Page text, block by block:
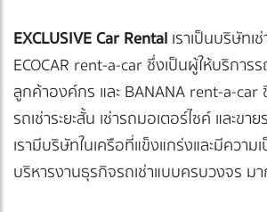
EXCLUSIVE Car Rental เราเป็นบริษัทเ
ECOCAR rent-a-car ซึ่งเป็นผู้ให้บริการร
ลูกค้าองค์กร และ BANANA rent-a-car
รถเช่าระยะสั้น เช่ารถมอเตอร์ไซค์ และข
เรามีบริษัทในเครือที่แข็งแกร่งและมีควา
บริหารงานธุรกิจรถเช่าแบบครบวงจร ม